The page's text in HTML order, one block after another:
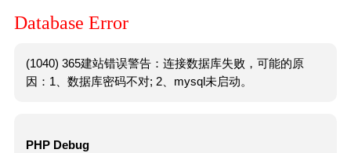
Database Error
(1040) 365建站错误警告：连接数据库失败，可能的原
因：1、数据库密码不对; 2、mysql未启动。
PHP Debug